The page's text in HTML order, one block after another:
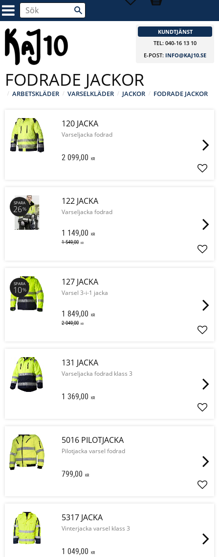
KUNDTJÄNST
TEL: 040-16 13 10
E-POST: INFO@KAJ10.SE
FODRADE JACKOR
ARBETSKLÄDER VARSELKLÄDER JACKOR FODRADE JACKOR
120 JACKA
Varseljacka fodrad
2 099,00 KR
122 JACKA
Varseljacka fodrad
1 149,00 KR
1 549,00 KR
SPARA
26%
127 JACKA
Varsel 3-i-1 jacka
1 849,00 KR
2 049,00 KR
SPARA
10%
131 JACKA
Varseljacka fodrad klass 3
1 369,00 KR
5016 PILOTJACKA
Pilotjacka varsel fodrad
799,00 KR
5317 JACKA
Vinterjacka varsel klass 3
1 049,00 KR